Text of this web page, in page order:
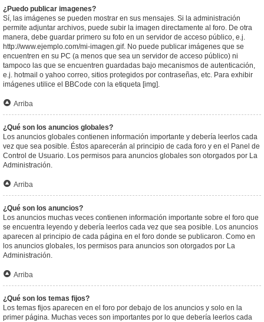
¿Puedo publicar imagenes?
Sí, las imágenes se pueden mostrar en sus mensajes. Si la administración
permite adjuntar archivos, puede subir la imagen directamente al foro. De otra
manera, debe guardar primero su foto en un servidor de acceso público, e.j.
http://www.ejemplo.com/mi-imagen.gif. No puede publicar imágenes que se
encuentren en su PC (a menos que sea un servidor de acceso público) ni
tampoco las que se encuentren guardadas bajo mecanismos de autenticación,
e.j. hotmail o yahoo correo, sitios protegidos por contraseñas, etc. Para exhibir
imágenes utilice el BBCode con la etiqueta [img].
Arriba
¿Qué son los anuncios globales?
Los anuncios globales contienen información importante y debería leerlos cada
vez que sea posible. Éstos aparecerán al principio de cada foro y en el Panel de
Control de Usuario. Los permisos para anuncios globales son otorgados por La
Administración.
Arriba
¿Qué son los anuncios?
Los anuncios muchas veces contienen información importante sobre el foro que
se encuentra leyendo y debería leerlos cada vez que sea posible. Los anuncios
aparecen al principio de cada página en el foro donde se publicaron. Como en
los anuncios globales, los permisos para anuncios son otorgados por La
Administración.
Arriba
¿Qué son los temas fijos?
Los temas fijos aparecen en el foro por debajo de los anuncios y solo en la
primer página. Muchas veces son importantes por lo que debería leerlos cada